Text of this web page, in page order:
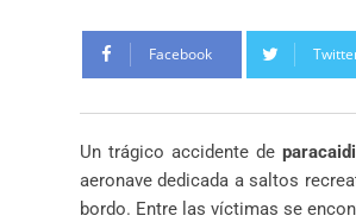
Facebook
Un trágico accidente de
aeronave dedicada a saltos
bordo. Entre las víctimas se